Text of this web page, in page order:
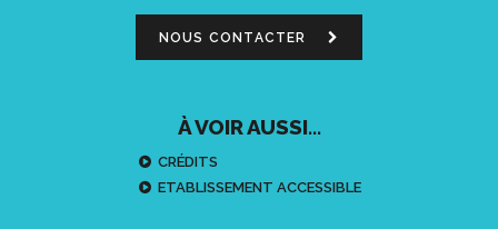
NOUS CONTACTER
À VOIR AUSSI...
CRÉDITS
ETABLISSEMENT ACCESSIBLE